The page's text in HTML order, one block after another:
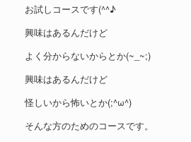
お試しコースです(^^♪
興味はあるんだけど
よく分からないからとか(~_~;)
興味はあるんだけど
怪しいから怖いとか(;^ω^)
そんな方のためのコースです。